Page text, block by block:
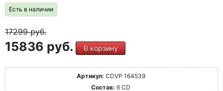
Есть в наличии
17299руб.
15836 руб. В корзину
Артикул: CDVP 164539
Состав: 6 CD